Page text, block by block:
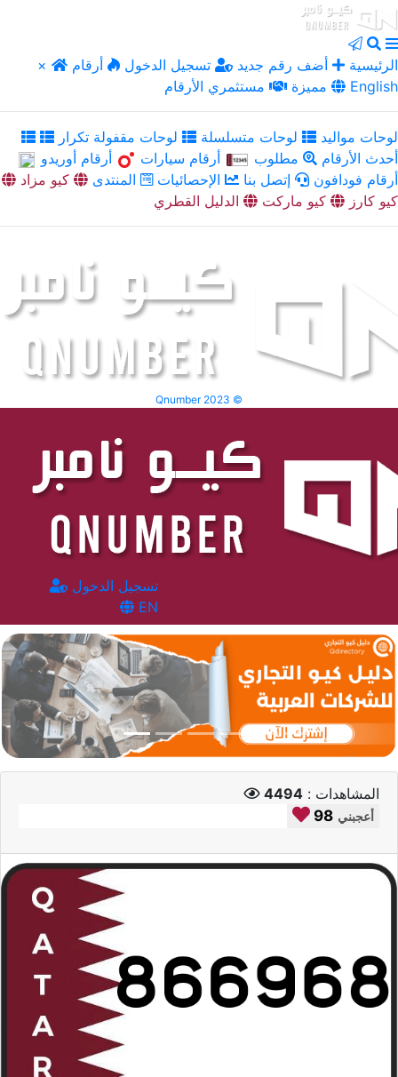
× الرئيسية أضف رقم جديد تسجيل الدخول
أرقام
مميزة
مستثمري الأرقام English
لوحات مواليد لوحات متسلسلة
لوحات مقفولة تكرار
أحدث الأرقام
مطلوب أرقام سيارات
أرقام أوريدو
أرقام فودافون
إتصل بنا الإحصائيات المنتدى
كيو مزاد
كيو كارز
كيو ماركت الدليل القطري
Qnumber 2023 ©
تسجيل الدخول
EN